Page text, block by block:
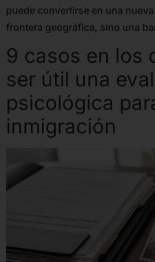
puede convertirse en una
frontera geográfica, sino una
9 casos en los
ser útil una
psicológica
inmigración